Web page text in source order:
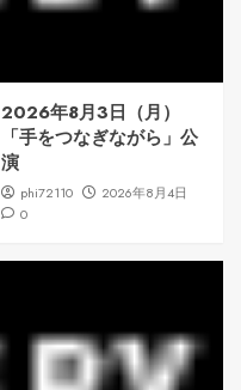
2026年8月3日（月）
「手をつなぎながら」公
演
phi72110
2026年8月4日
0